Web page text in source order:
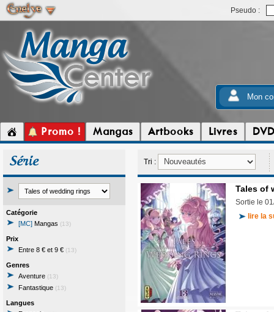
Pseudo :
Mon
Promo ! Mangas Artbooks Livres DVD
Série
Catégorie
[MC] Mangas (13)
Prix
Entre 8 € et 9 € (13)
Genres
Aventure (13)
Fantastique (13)
Langues
Tri :
Tales of
Sortie le
lire la